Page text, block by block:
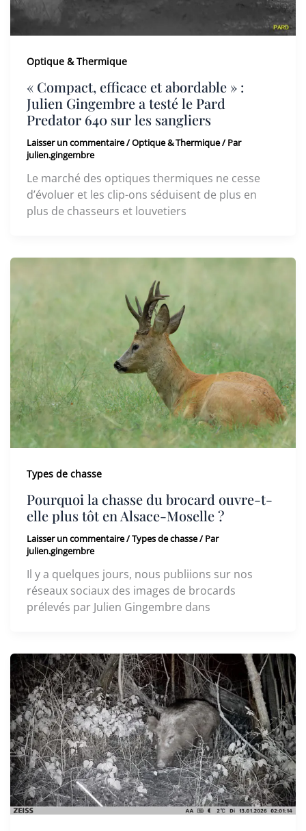
Optique & Thermique
« Compact, efficace et abordable » :
Julien Gingembre a testé le Pard
Predator 640 sur les sangliers
Laisser un commentaire/Optique & Thermique/ Par
julien.gingembre
Le marché des optiques thermiques ne cesse
d’évoluer et les clip-ons séduisent de plus en
plus de chasseurs et louvetiers
Types de chasse
Pourquoi la chasse du brocard ouvre-t-
elle plus tôt en Alsace-Moselle ?
Laisser un commentaire/Types de chasse/ Par
julien.gingembre
Il y a quelques jours, nous publiions sur nos
réseaux sociaux des images de brocards
prélevés par Julien Gingembre dans